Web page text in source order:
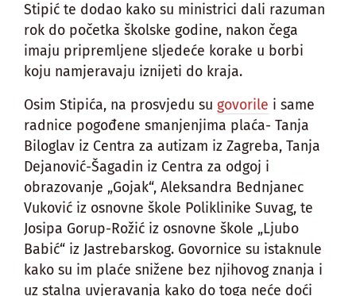
Stipić te dodao kako su ministrici dali razuman
rok do početka školske godine, nakon čega
imaju pripremljene sljedeće korake u borbi
koju namjeravaju iznijeti do kraja.
Osim Stipića, na prosvjedu su govorile i same
radnice pogođene smanjenjima plaća- Tanja
Biloglav iz Centra za autizam iz Zagreba, Tanja
Dejanović-Šagadin iz Centra za odgoj i
obrazovanje „Gojak“, Aleksandra Bednjanec
Vuković iz osnovne škole Poliklinike Suvag, te
Josipa Gorup-Rožić iz osnovne škole „Ljubo
Babić“ iz Jastrebarskog. Govornice su istaknule
kako su im plaće snižene bez njihovog znanja i
uz stalna uvjeravanja kako do toga neće doći